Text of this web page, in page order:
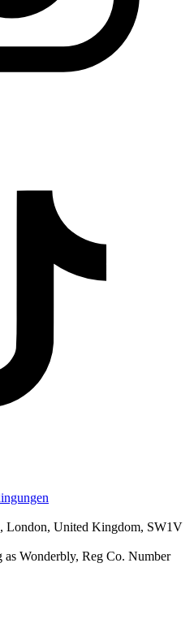
London, United Kingdom, SW1V
Wonderbly, Reg Co. Number